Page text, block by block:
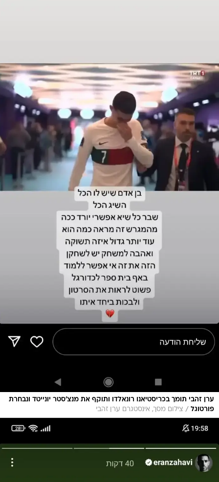
ערן זהבי תומך בכריסטיאנו רונאלדו ותוקף את מנצ'סטר יונייטד ונבחרת
פורטוגל / צילום מסך, אינסטגרם ערן זהבי